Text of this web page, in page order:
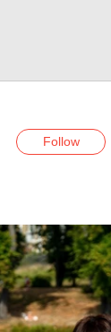
Follow